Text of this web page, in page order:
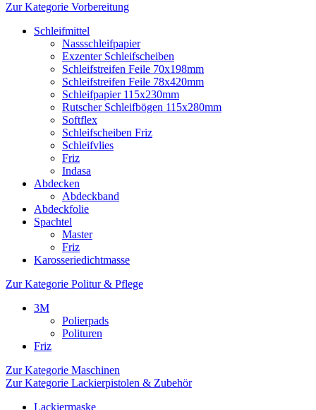
Zur Kategorie Vorbereitung
Schleifmittel
Nassschleifpapier
Exzenter Schleifscheiben
Schleifstreifen Feile 70x198mm
Schleifstreifen Feile 78x420mm
Schleifpapier 115x230mm
Rutscher Schleifbögen 115x280mm
Softflex
Schleifscheiben Friz
Schleifvlies
Friz
Indasa
Abdecken
Abdeckband
Abdeckfolie
Spachtel
Master
Friz
Karosseriedichtmasse
Zur Kategorie Politur & Pflege
3M
Polierpads
Polituren
Friz
Zur Kategorie Maschinen
Zur Kategorie Lackierpistolen & Zubehör
Lackiermaske